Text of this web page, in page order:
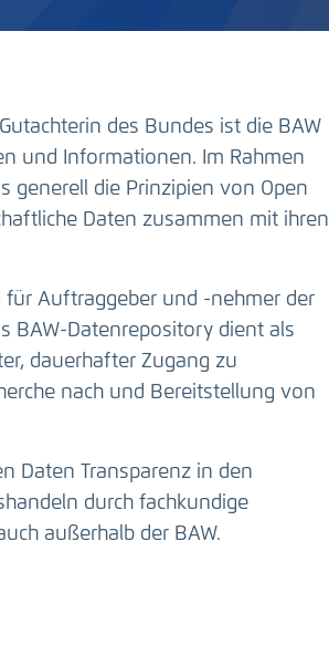
des Bundes ist die BAW
und Informationen. Im Rahmen
generell die Prinzipien von Open
Daten zusammen mit ihren
Auftraggeber und -nehmer der
BAW-Datenrepository dient als
dauerhafter Zugang zu
nach und Bereitstellung von
Daten Transparenz in den
durch fachkundige
außerhalb der BAW.